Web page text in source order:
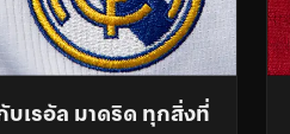
บเรอัล มาดริด ทุกสิ่งที่